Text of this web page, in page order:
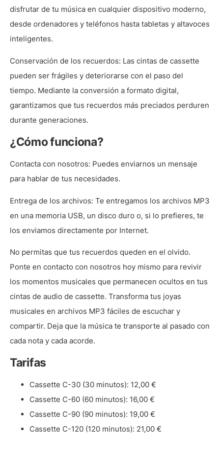
disfrutar de tu música en cualquier dispositivo moderno,
desde ordenadores y teléfonos hasta tabletas y altavoces
inteligentes.
Conservación de los recuerdos: Las cintas de cassette
pueden ser frágiles y deteriorarse con el paso del
tiempo. Mediante la conversión a formato digital,
garantizamos que tus recuerdos más preciados perduren
durante generaciones.
¿Cómo funciona?
Contacta con nosotros: Puedes enviarnos un mensaje
para hablar de tus necesidades.
Entrega de los archivos: Te entregamos los archivos MP3
en una memoria USB, un disco duro o, si lo prefieres, te
los enviamos directamente por Internet.
No permitas que tus recuerdos queden en el olvido.
Ponte en contacto con nosotros hoy mismo para revivir
los momentos musicales que permanecen ocultos en tus
cintas de audio de cassette. Transforma tus joyas
musicales en archivos MP3 fáciles de escuchar y
compartir. Deja que la música te transporte al pasado con
cada nota y cada acorde.
Tarifas
Cassette C-30 (30 minutos): 12,00 €
Cassette C-60 (60 minutos): 16,00 €
Cassette C-90 (90 minutos): 19,00 €
Cassette C-120 (120 minutos): 21,00 €